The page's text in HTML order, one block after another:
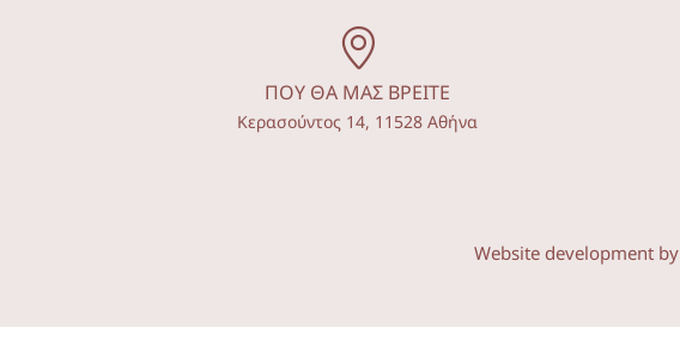
ΠΟΥ ΘΑ ΜΑΣ ΒΡΕΙΤΕ
Κερασούντος 14, 11528 Αθήνα
Website development by